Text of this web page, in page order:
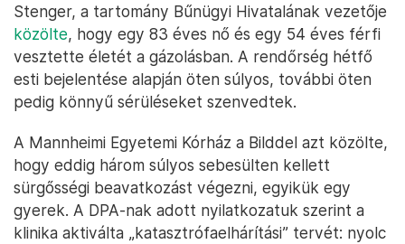
Stenger, a tartomány Bűnügyi Hivatalának vezetője
közölte, hogy egy 83 éves nő és egy 54 éves férfi
vesztette életét a gázolásban. A rendőrség hétfő
esti bejelentése alapján öten súlyos, további öten
pedig könnyű sérüléseket szenvedtek.
A Mannheimi Egyetemi Kórház a Bilddel azt közölte,
hogy eddig három súlyos sebesülten kellett
sürgősségi beavatkozást végezni, egyikük egy
gyerek. A DPA-nak adott nyilatkozatuk szerint a
klinika aktiválta „katasztrófaelhárítási” tervét: nyolc